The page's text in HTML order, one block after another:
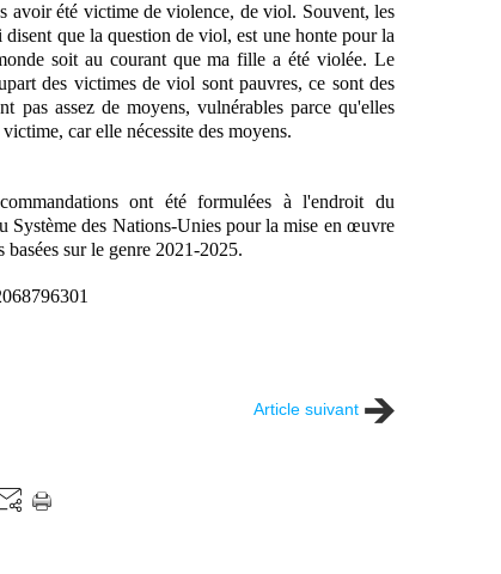
avoir été victime de violence, de viol. Souvent, les
que la question de viol, est une honte pour la
soit au courant que ma fille a été violée. Le
des victimes de viol sont pauvres, ce sont des
pas assez de moyens, vulnérables parce qu'elles
car elle nécessite des moyens.
ont été formulées à l'endroit du
Système des Nations-Unies pour la mise en œuvre
sur le genre 2021-2025.
Article suivant